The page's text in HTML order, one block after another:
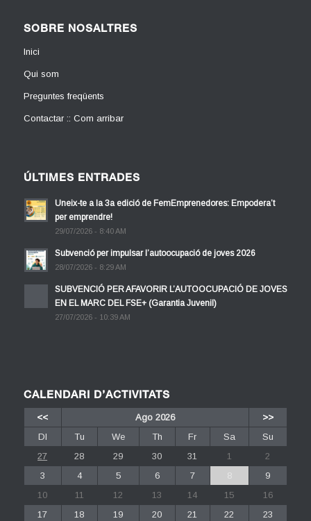
SOBRE NOSALTRES
Inici
Qui som
Preguntes freqüents
Contactar :: Com arribar
ÚLTIMES ENTRADES
Uneix-te a la 3a edició de FemEmprenedores: Empodera’t
per emprendre!
29/07/2026 - 8:40 AM
Subvenció per impulsar l’autoocupació de joves 2026
28/07/2026 - 8:29 AM
SUBVENCIÓ PER AFAVORIR L’AUTOOCUPACIÓ DE JOVES
EN EL MARC DEL FSE+ (Garantia Juvenil)
27/07/2026 - 10:39 AM
CALENDARI D’ACTIVITATS
<< Ago 2026
>>
Dl
Tu We Th Fr Sa
Su
27
28 29 30 31 1
2
3
4 5 6 7 8
9
10
11 12 13 14 15
16
17
18 19 20 21 22
23